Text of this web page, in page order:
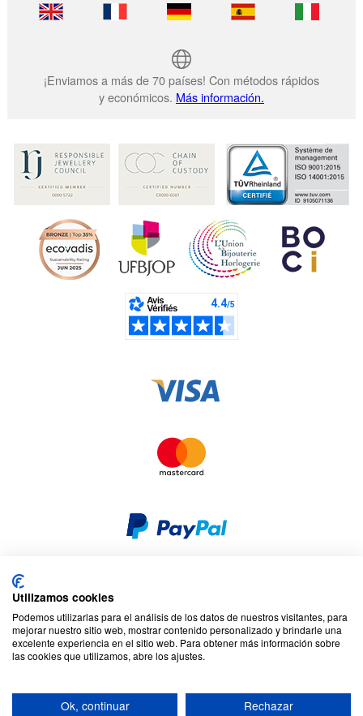
¡Enviamos a más de 70 países! Con métodos rápidos
y económicos. Más información.
Seguridad y privacidad
Responsabilidad social corporativa
Términos y condiciones
Mapa del sitio
Dardilly, Francia. SA con un capital de 7 413 696,12 € - RCS Lyon B
412 399 792 - Número de IVA intracomunitario: 84412399792.
Utilizamos cookies
Podemos utilizarlas para el análisis de los datos de nuestros visitantes, para
mejorar nuestro sitio web, mostrar contenido personalizado y brindarle una
excelente experiencia en el sitio web. Para obtener más información sobre
las cookies que utilizamos, abre los ajustes.
Ok, continuar Rechazar